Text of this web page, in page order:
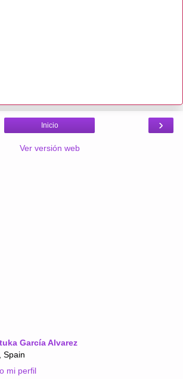
›
Inicio
Ver versión web
García Alvarez
Spain
mi perfil